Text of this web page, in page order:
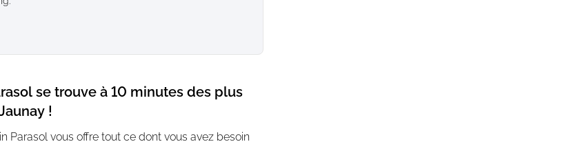
se trouve à 10 minutes des plus
!
Parasol vous offre tout ce dont vous avez besoin